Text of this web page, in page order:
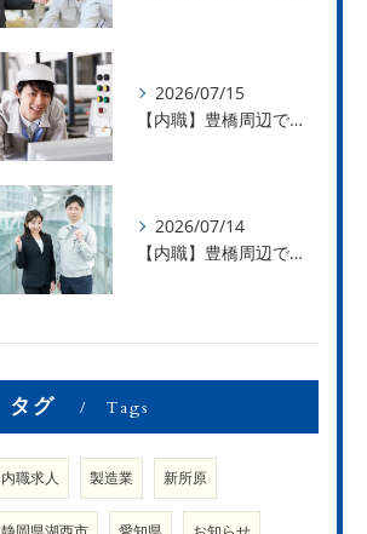
2026/07/15
【内職】豊橋周辺で内職のお仕事を探している方募集中！【急な学級閉鎖も安心】
2026/07/14
【内職】豊橋周辺で内職のお仕事を探している方募集中！【内職さまのお声②】
タグ Tags
内職求人 製造業 新所原